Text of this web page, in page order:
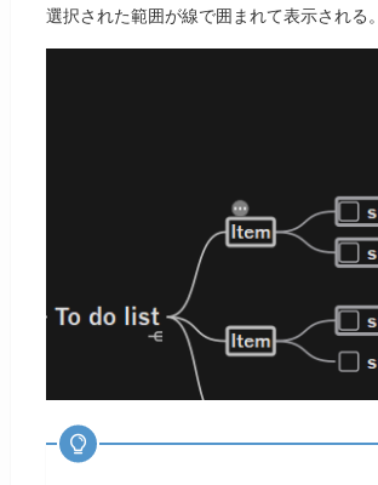
選択された範囲が線で囲まれて表示される。